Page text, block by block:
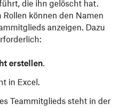
die ihn gelöscht hat.
können den Namen
anzeigen. Dazu
erstellen.
in Excel.
Teammitglieds steht in der